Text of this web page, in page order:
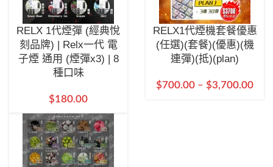
RELX 1代煙彈 (經典悅
刻品牌) | Relx一代 電
子煙 通用 (煙彈x3) | 8
種口味
$180.00
RELX1代煙機套餐優惠
(任選)(套餐)(優惠)(機
連彈)(抵)(plan)
$700.00 – $3,700.00